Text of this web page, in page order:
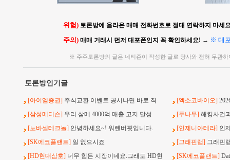
위험) 토론방에 올라온 매매 전화번호로 절대 연락하지 마세
주의) 매매 거래시 먼저 대포폰인지 꼭 확인하세요! → ※ 대
※ 주주토론방의 글은 네티즌이 작성한 글로 당사와 전혀 무관
토론방인기글
[아이엠증권] 주식교환 이벤트 공시나면 바로 직 [엑소코바이오]
[삼성메디슨] 우리 삼메 4000억 매출 고지 달성 [두나무] 해킹사건
[노바셀테크놀] 안녕하세요~! 워렌버핏입니다. [인제니아테라] 인
[SK에코플랜트] 일 없으시죠 [그래핀랩] 그래핀
[HD현대삼호] 너무 힘든 시장이네요.그래도 HD현 [SK에코플랜트]